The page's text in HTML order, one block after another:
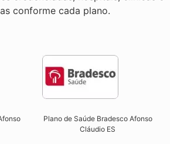
conforme cada plano.
Plano de Saúde Bradesco Afonso
Cláudio ES